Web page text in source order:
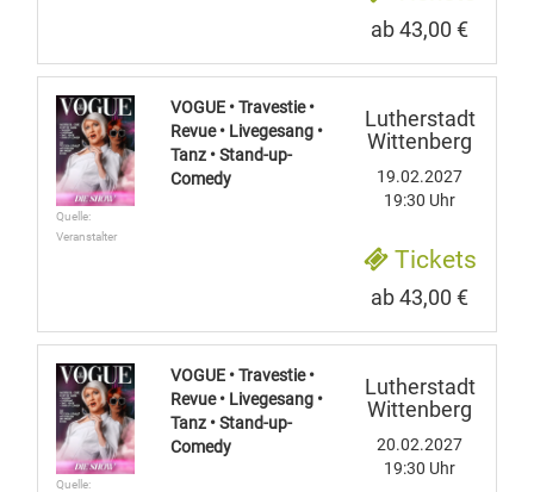
ab 43,00 €
Quelle:
Veranstalter
VOGUE • Travestie •
Revue • Livegesang •
Tanz • Stand-up-
Comedy
Lutherstadt
Wittenberg
19.02.2027
19:30 Uhr
Tickets
ab 43,00 €
Quelle:
VOGUE • Travestie •
Revue • Livegesang •
Tanz • Stand-up-
Comedy
Lutherstadt
Wittenberg
20.02.2027
19:30 Uhr